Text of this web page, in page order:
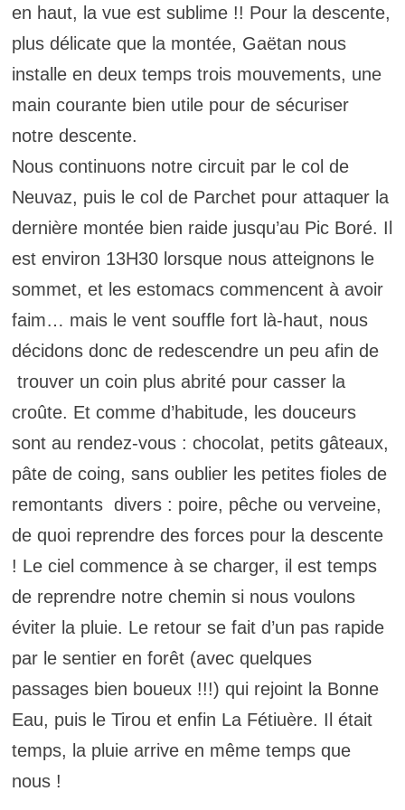
en haut, la vue est sublime !! Pour la descente,
plus délicate que la montée, Gaëtan nous
installe en deux temps trois mouvements, une
main courante bien utile pour de sécuriser
notre descente.
Nous continuons notre circuit par le col de
Neuvaz, puis le col de Parchet pour attaquer la
dernière montée bien raide jusqu’au Pic Boré. Il
est environ 13H30 lorsque nous atteignons le
sommet, et les estomacs commencent à avoir
faim… mais le vent souffle fort là-haut, nous
décidons donc de redescendre un peu afin de
trouver un coin plus abrité pour casser la
croûte. Et comme d’habitude, les douceurs
sont au rendez-vous : chocolat, petits gâteaux,
pâte de coing, sans oublier les petites fioles de
remontants divers : poire, pêche ou verveine,
de quoi reprendre des forces pour la descente
! Le ciel commence à se charger, il est temps
de reprendre notre chemin si nous voulons
éviter la pluie. Le retour se fait d’un pas rapide
par le sentier en forêt (avec quelques
passages bien boueux !!!) qui rejoint la Bonne
Eau, puis le Tirou et enfin La Fétiuère. Il était
temps, la pluie arrive en même temps que
nous !